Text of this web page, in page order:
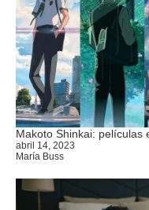
Makoto Shinkai: películas
abril 14, 2023
María Buss